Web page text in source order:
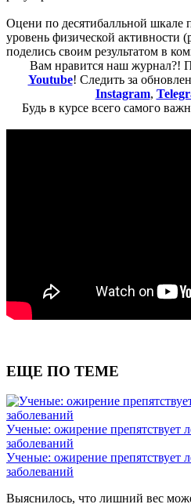
Оцени по десятибалльной шкале
уровень физической активности
поделись своим результатом в
Вам нравится наш журнал?!
Youtube! Следить за
Instagram,
Будь в курсе всего самого
ЕЩЕ ПО ТЕМЕ
Ученые: ожирение препятствует
заболеваний
Ученые: ожирение препятствует
заболеваний
Выяснилось, что лишний вес